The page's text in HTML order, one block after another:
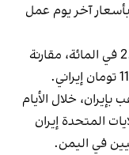
مقارنة بأسعار آخر يوم عمل
أما اليورو، فقد ارتفع اليوم أيضًا بنسبة 2.7 في المائة، مقارنة
خلال الأيام
المتحدة إيران
في اليمن.